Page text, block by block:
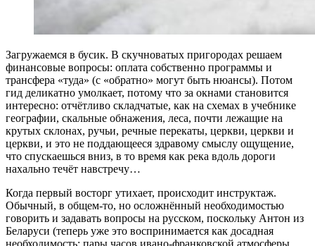
Загружаемся в бусик. В скучноватых пригородах решаем
финансовые вопросы: оплата собственно программы и
трансфера «туда» (с «обратно» могут быть нюансы). Потом
гид деликатно умолкает, потому что за окнами становится
интересно: отчётливо складчатые, как на схемах в учебнике
географии, скальные обнажения, леса, почти лежащие на
крутых склонах, ручьи, речные перекаты, церкви, церкви и
церкви, и это не поддающееся здравому смыслу ощущение,
что спускаешься вниз, в то время как река вдоль дороги
нахально течёт навстречу…
Когда первый восторг утихает, происходит инструктаж.
Обычный, в общем-то, но осложнённый необходимостью
говорить и задавать вопросы на русском, поскольку Антон из
Беларуси (теперь уже это воспринимается как досадная
необходимость: пары часов ивано-франковской атмосферы